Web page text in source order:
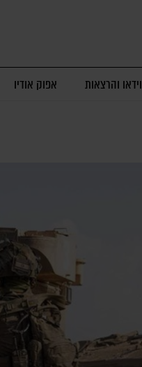
וידאו והרצאות אפוק אודיו